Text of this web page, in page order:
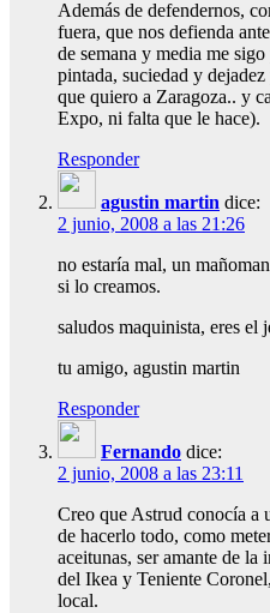
Además de defendernos,
fuera, que nos defienda
de semana y media me
pintada, suciedad y
que quiero a Zaragoza.. y
Expo, ni falta que le hace).
Responder
agustin martin dice:
2 junio, 2008 a las 21:26
no estaría mal, un
si lo creamos.
saludos maquinista, eres el
tu amigo, agustin martin
Responder
Fernando dice:
2 junio, 2008 a las 23:11
Creo que Astrud conocía a
de hacerlo todo, como
aceitunas, ser amante de la
del Ikea y Teniente
local.